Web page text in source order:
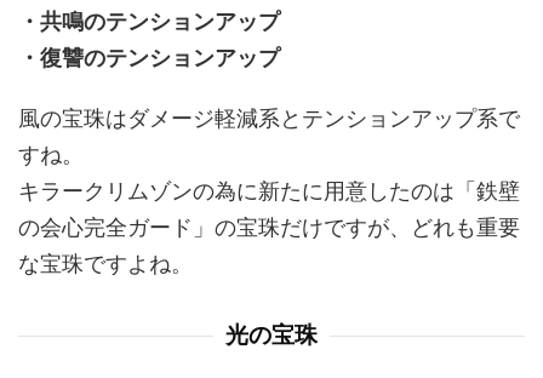
・共鳴のテンションアップ
・復讐のテンションアップ
風の宝珠はダメージ軽減系とテンションアップ系で
すね。
キラークリムゾンの為に新たに用意したのは「鉄壁
の会心完全ガード」の宝珠だけですが、どれも重要
な宝珠ですよね。
光の宝珠